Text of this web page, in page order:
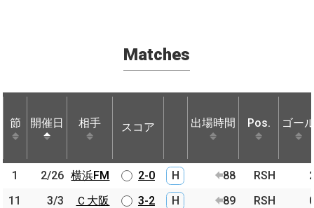
Matches
節 開催日 相手 スコア 出場時間 Pos. ゴー
節 開催日 相手 スコア 出場時間 Pos. ゴー
1 2/26 横浜FM 2-0 H 88 RSH
11
3/3 Ｃ大阪 3-2 H 89 RSH
節 開催日 相手
1 2/26 横浜FM
11
3/3
Ｃ大阪